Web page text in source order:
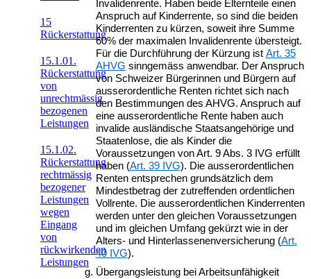
15
Rückerstattung
15.1.01.
Rückerstattung
von
unrechtmässig
bezogenen
Leistungen
15.1.02.
Rückerstattung
rechtmässig
bezogener
Leistungen
wegen
Eingang
von
rückwirkenden
Leistungen
Invalidenrente. Haben beide Elternteile einen
Anspruch auf Kinderrente, so sind die beiden
Kinderrenten zu kürzen, soweit ihre Summe
60% der maximalen Invalidenrente übersteigt.
Für die Durchführung der Kürzung ist Art. 35
AHVG sinngemäss anwendbar. Der Anspruch
von Schweizer Bürgerinnen und Bürgern auf
ausserordentliche Renten richtet sich nach
den Bestimmungen des AHVG. Anspruch auf
eine ausserordentliche Rente haben auch
invalide ausländische Staatsangehörige und
Staatenlose, die als Kinder die
Voraussetzungen von Art. 9 Abs. 3 IVG erfüllt
haben (Art. 39 IVG). Die ausserordentlichen
Renten entsprechen grundsätzlich dem
Mindestbetrag der zutreffenden ordentlichen
Vollrente. Die ausserordentlichen Kinderrenten
werden unter den gleichen Voraussetzungen
und im gleichen Umfang gekürzt wie in der
Alters- und Hinterlassenenversicherung (Art.
40 IVG).
Übergangsleistung bei Arbeitsunfähigkeit